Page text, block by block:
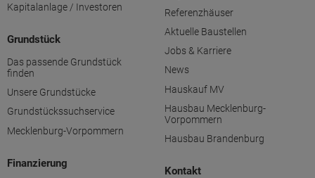
Kapitalanlage / Investoren
Grundstück
Das passende Grundstück
finden
Unsere Grundstücke
Grundstückssuchservice
Mecklenburg-Vorpommern
Finanzierung
Referenzhäuser
Aktuelle Baustellen
Jobs & Karriere
News
Hauskauf MV
Hausbau Mecklenburg-
Vorpommern
Hausbau Brandenburg
Kontakt